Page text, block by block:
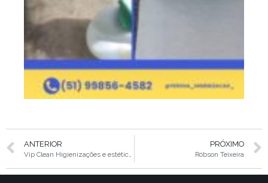
ANTERIOR
Vip Clean Higienizações e estética automotiva
PRÓXIMO
Róbson Teixeira